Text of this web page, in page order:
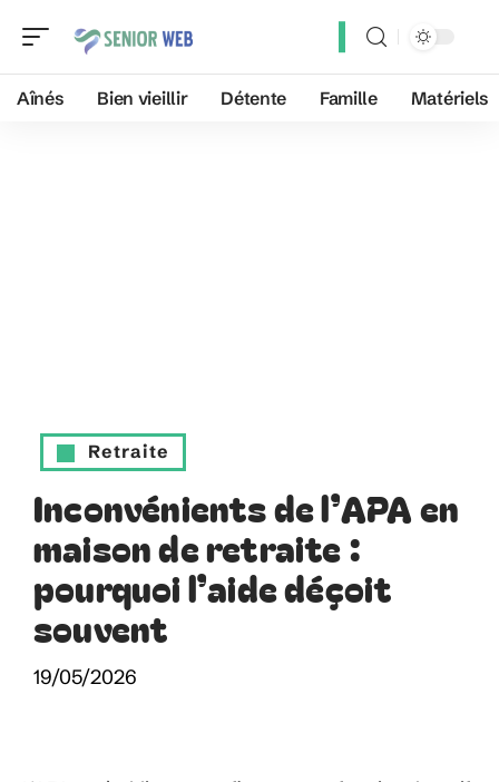
Aînés Bien vieillir Détente Famille Matériels
Retraite
Inconvénients de l’APA en
maison de retraite :
pourquoi l’aide déçoit
souvent
19/05/2026